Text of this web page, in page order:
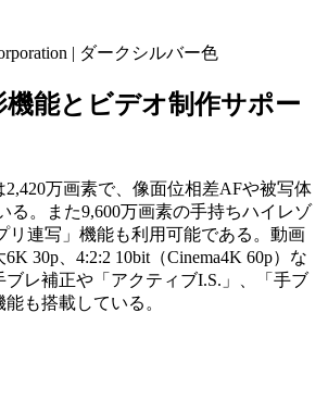
| ダークシルバー色
機能とビデオ制作サポー
万画素で、像面位相差AFや被写体
る。また9,600万画素の手持ちハイレゾ
リ連写」機能も利用可能である。動画
30p、4:2:2 10bit（Cinema4K 60p）な
ブレ補正や「アクティブI.S.」、「手ブ
も搭載している。